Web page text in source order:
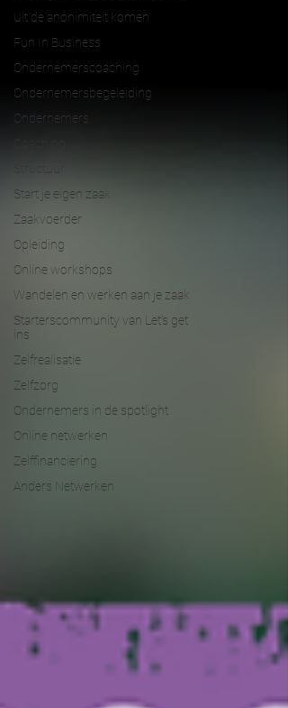
Uit de anonimiteit komen
Fun In Business
Ondernemerscoaching
Ondernemersbegeleiding
Ondernemers
Start je eigen zaak
Zaakvoerder
Opleiding
Online workshops
Wandelen en werken aan je zaak
Starterscommunity van Let's get
ins
Zelfrealisatie
Zelfzorg
Ondernemers in de spotlight
Online netwerken
Zelffinanciering
Anders Netwerken